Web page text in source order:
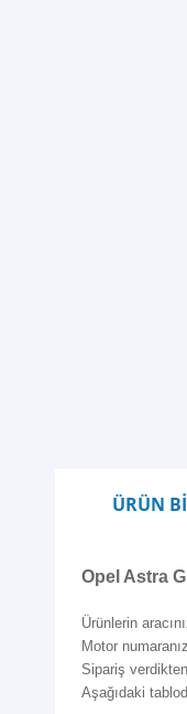
ÜRÜN
Opel Astra
Ürünlerin
Motor
Sipariş
Aşağıdaki